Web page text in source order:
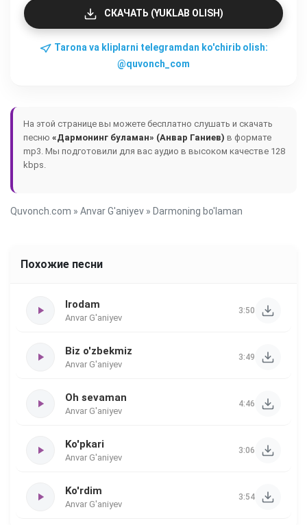
СКАЧАТЬ (YUKLAB OLISH)
Tarona va kliplarni telegramdan ko'chirib olish:
@quvonch_com
На этой странице вы можете бесплатно слушать и скачать
песню «Дармонинг буламан» (Анвар Ганиев) в формате
mp3. Мы подготовили для вас аудио в высоком качестве 128
kbps.
Quvonch.com » Anvar G'aniyev » Darmoning bo'laman
Похожие песни
Irodam
Anvar G'aniyev
3:50
Biz o'zbekmiz
Anvar G'aniyev
3:49
Oh sevaman
Anvar G'aniyev
4:46
Ko'pkari
Anvar G'aniyev
3:06
Ko'rdim
Anvar G'aniyev
3:54